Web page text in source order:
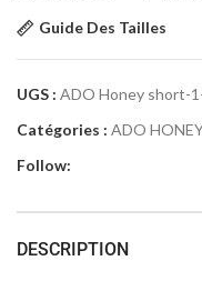
Guide Des Tailles
UGS : ADO Honey short-
Catégories : ADO
Follow:
DESCRIPTION